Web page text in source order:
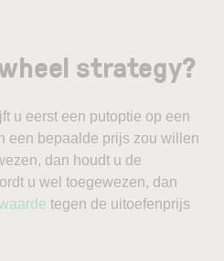
strategy?
u eerst een putoptie op een
een bepaalde prijs zou willen
dan houdt u de
u wel toegewezen, dan
tegen de uitoefenprijs